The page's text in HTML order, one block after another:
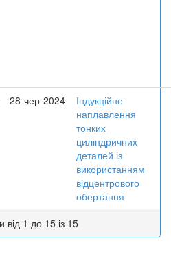
28-чер-2024
Індукційне
наплавлення
тонких
циліндричних
деталей із
використанням
відцентрового
обертання
від 1 до 15 із 15